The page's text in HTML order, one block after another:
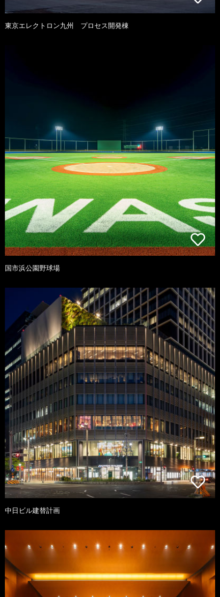
東京エレクトロン九州 プロセス開発棟
国市浜公園野球場
中日ビル建替計画